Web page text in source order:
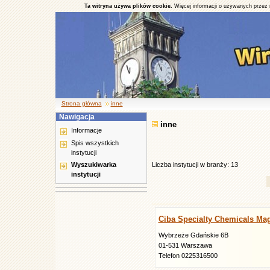
Ta witryna używa plików cookie. Więcej informacji o używanych
Strona główna inne
Nawigacja
Informacje
Spis wszystkich
instytucji
Wyszukiwarka
instytucji
inne
Liczba instytucji w branży: 13
Ciba Specialty Chemicals
Wybrzeże Gdańskie 6B
01-531 Warszawa
Telefon 0225316500